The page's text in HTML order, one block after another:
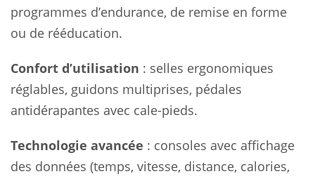
programmes d’endurance, de remise en forme
ou de rééducation.
Confort d’utilisation : selles ergonomiques
réglables, guidons multiprises, pédales
antidérapantes avec cale-pieds.
Technologie avancée : consoles avec affichage
des données (temps, vitesse, distance, calories,